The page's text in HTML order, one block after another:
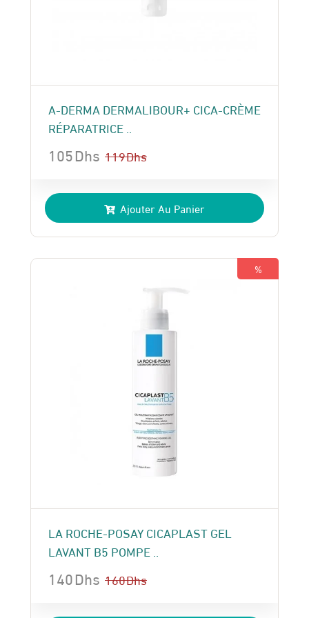
A-DERMA DERMALIBOUR+ CICA-CRÈME
RÉPARATRICE ..
119Dhs
prix
initial
était :
119 Dhs.
105Dhs
prix
actuel
est :
105 Dhs.
Ajouter Au Panier
%
LA ROCHE-POSAY CICAPLAST GEL
LAVANT B5 POMPE ..
160Dhs
140Dhs